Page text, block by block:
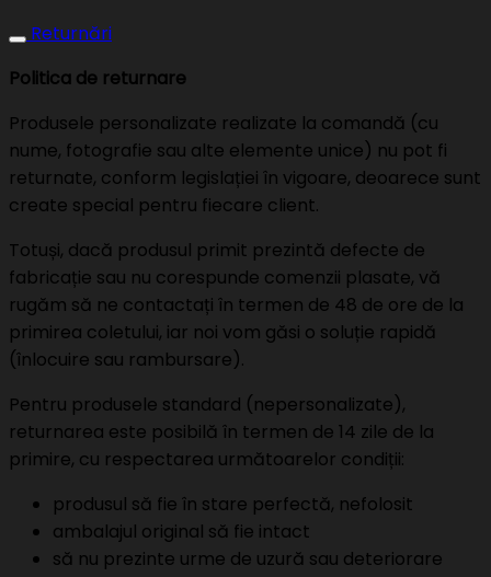
Returnări
Politica de returnare
Produsele personalizate realizate la comandă (cu
nume, fotografie sau alte elemente unice) nu pot fi
returnate, conform legislației în vigoare, deoarece sunt
create special pentru fiecare client.
Totuși, dacă produsul primit prezintă defecte de
fabricație sau nu corespunde comenzii plasate, vă
rugăm să ne contactați în termen de 48 de ore de la
primirea coletului, iar noi vom găsi o soluție rapidă
(înlocuire sau rambursare).
Pentru produsele standard (nepersonalizate),
returnarea este posibilă în termen de 14 zile de la
primire, cu respectarea următoarelor condiții:
produsul să fie în stare perfectă, nefolosit
ambalajul original să fie intact
să nu prezinte urme de uzură sau deteriorare